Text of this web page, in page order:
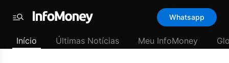
padrão
Últimas
Menu
Whatsapp
Início Últimas Notícias Meu InfoMoney